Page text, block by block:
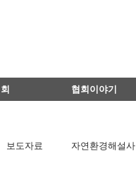
협회이야기
보도자료 자연환경해설사